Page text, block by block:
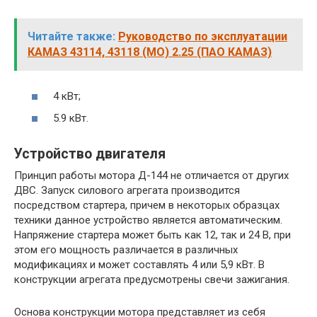
Читайте также: Руководство по эксплуатации
КАМАЗ 43114, 43118 (МО) 2.25 (ПАО КАМАЗ)
4 кВт;
5.9 кВт.
Устройство двигателя
Принцип работы мотора Д-144 не отличается от других
ДВС. Запуск силового агрегата производится
посредством стартера, причем в некоторых образцах
техники данное устройство является автоматическим.
Напряжение стартера может быть как 12, так и 24 В, при
этом его мощность различается в различных
модификациях и может составлять 4 или 5,9 кВт. В
конструкции агрегата предусмотрены свечи зажигания.
Основа конструкции мотора представляет из себя